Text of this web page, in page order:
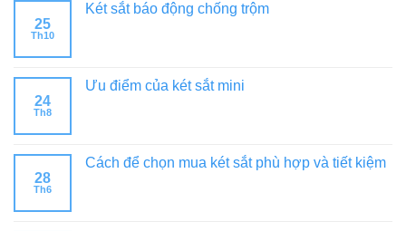
25
Th10
Két sắt báo động chống trộm
24
Th8
Ưu điểm của két sắt mini
28
Th6
Cách để chọn mua két sắt phù hợp và tiết kiệm